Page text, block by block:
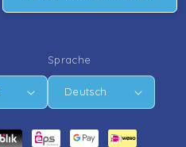
Sprache
Deutsch